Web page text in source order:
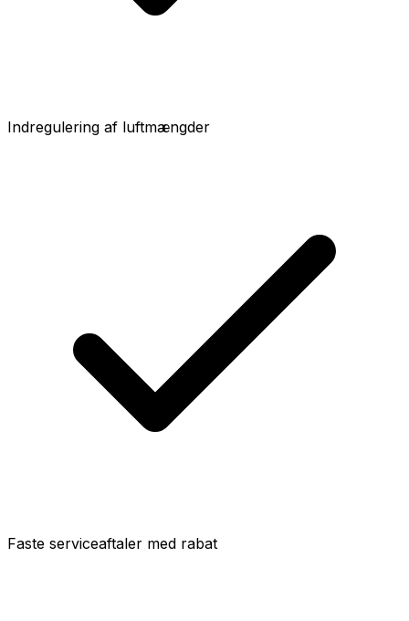
Indregulering af luftmængder
Faste serviceaftaler med rabat